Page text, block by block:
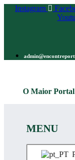
PularInstagram
O Maior
MENU